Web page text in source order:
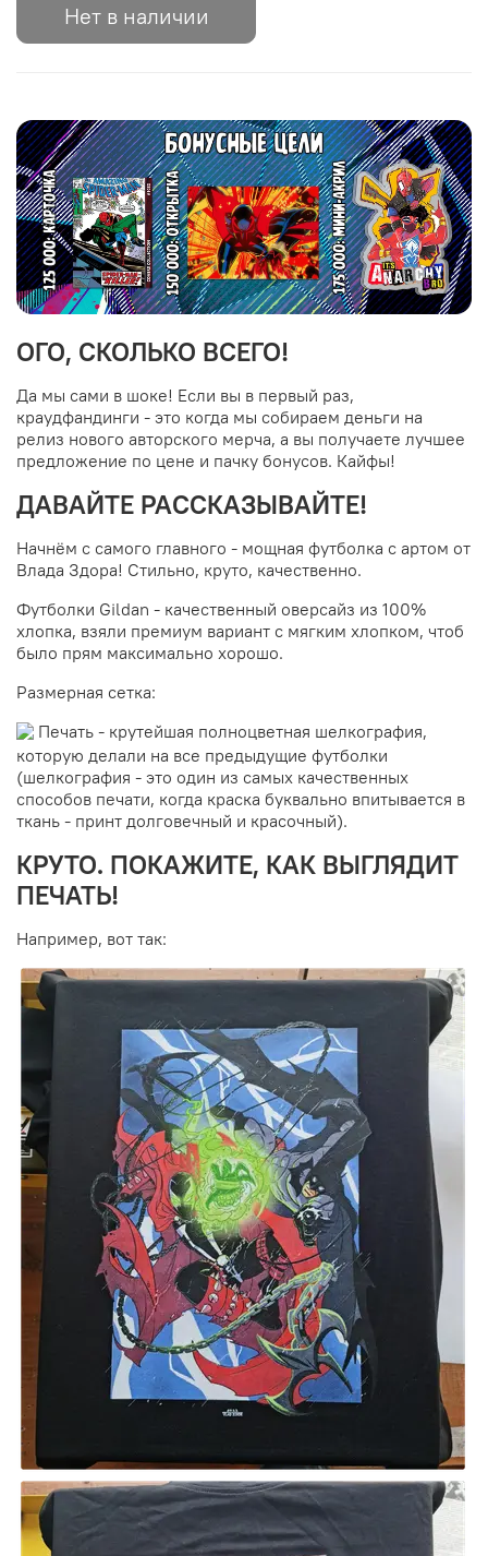
Нет в наличии
ОГО, СКОЛЬКО ВСЕГО!
Да мы сами в шоке! Если вы в первый раз,
краудфандинги - это когда мы собираем деньги на
релиз нового авторского мерча, а вы получаете лучшее
предложение по цене и пачку бонусов. Кайфы!
ДАВАЙТЕ РАССКАЗЫВАЙТЕ!
Начнём с самого главного - мощная футболка с артом от
Влада Здора! Стильно, круто, качественно.
Футболки Gildan - качественный оверсайз из 100%
хлопка, взяли премиум вариант с мягким хлопком, чтоб
было прям максимально хорошо.
Размерная сетка:
Печать - крутейшая полноцветная шелкография,
которую делали на все предыдущие футболки
(шелкография - это один из самых качественных
способов печати, когда краска буквально впитывается в
ткань - принт долговечный и красочный).
КРУТО. ПОКАЖИТЕ, КАК ВЫГЛЯДИТ
ПЕЧАТЬ!
Например, вот так: